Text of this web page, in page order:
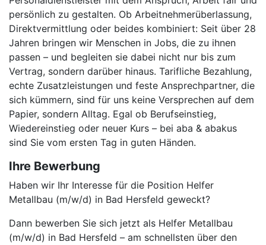
persönlich zu gestalten. Ob Arbeitnehmerüberlassung,
Direktvermittlung oder beides kombiniert: Seit über 28
Jahren bringen wir Menschen in Jobs, die zu ihnen
passen – und begleiten sie dabei nicht nur bis zum
Vertrag, sondern darüber hinaus. Tarifliche Bezahlung,
echte Zusatzleistungen und feste Ansprechpartner, die
sich kümmern, sind für uns keine Versprechen auf dem
Papier, sondern Alltag. Egal ob Berufseinstieg,
Wiedereinstieg oder neuer Kurs – bei aba & abakus
sind Sie vom ersten Tag in guten Händen.
Ihre Bewerbung
Haben wir Ihr Interesse für die Position Helfer
Metallbau (m/w/d) in Bad Hersfeld geweckt?
Dann bewerben Sie sich jetzt als Helfer Metallbau
(m/w/d) in Bad Hersfeld – am schnellsten über den